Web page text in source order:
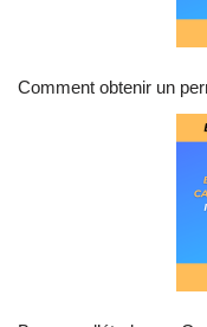
Comment obtenir un